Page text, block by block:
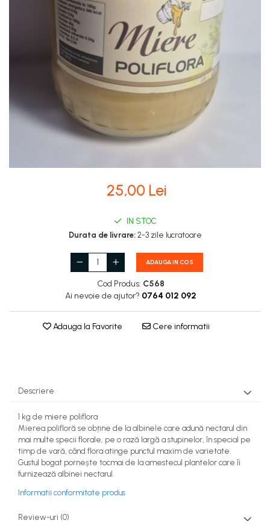
Stupi Vopsiti
Vopsea/intretinere stupi
25,00 Lei
IN STOC
Durata de livrare:2-3 zile lucratoare
ADAUGA IN COS
Cod Produs: C568
Ai nevoie de ajutor? 0764 012 092
Adauga la Favorite Cere informatii
Descriere
1 kg de miere poliflora
Mierea polifloră se obține de la albinele care adună nectarul din
mai multe specii florale, pe o rază largă a stupinelor, în special pe
timp de vară, când flora atinge punctul maxim de varietate.
Gustul bogat pornește tocmai de la amestecul plantelor care îi
furnizează albinei nectarul.
Informatii conformitate produs
Review-uri (0)